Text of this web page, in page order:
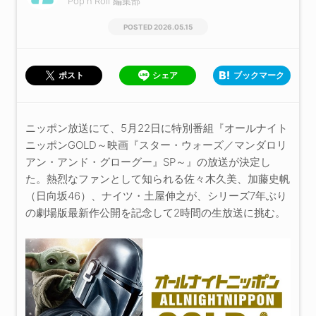
2026.05.15
ポスト シェア ブックマーク
ニッポン放送にて、5月22日に特別番組『オールナイト
ニッポンGOLD～映画『スター・ウォーズ／マンダロリ
アン・アンド・グローグー』SP～』の放送が決定し
た。熱烈なファンとして知られる佐々木久美、加藤史帆
（日向坂46）、ナイツ・土屋伸之が、シリーズ7年ぶり
の劇場版最新作公開を記念して2時間の生放送に挑む。